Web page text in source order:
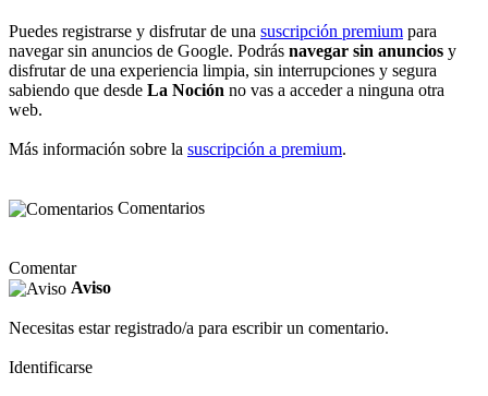
Puedes registrarse y disfrutar de una suscripción premium para
navegar sin anuncios de Google. Podrás navegar sin anuncios y
disfrutar de una experiencia limpia, sin interrupciones y segura
sabiendo que desde La Noción no vas a acceder a ninguna otra
web.
Más información sobre la suscripción a premium.
Comentarios
Comentar
Aviso
Necesitas estar registrado/a para escribir un comentario.
Identificarse